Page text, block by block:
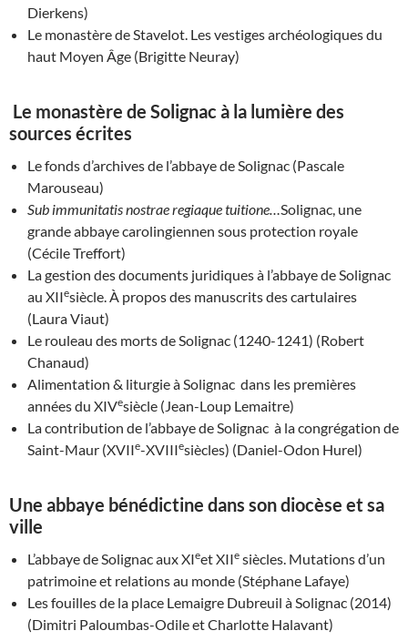
Dierkens)
Le monastère de Stavelot. Les vestiges archéologiques du
haut Moyen Âge (Brigitte Neuray)
Le monastère de Solignac à la lumière des
sources écrites
Le fonds d’archives de l’abbaye de Solignac (Pascale
Marouseau)
Sub immunitatis nostrae regiaque tuitione… Solignac, une
grande abbaye carolingiennen sous protection royale
(Cécile Treffort)
La gestion des documents juridiques à l’abbaye de Solignac
au XIIesiècle. À propos des manuscrits des cartulaires
(Laura Viaut)
Le rouleau des morts de Solignac (1240-1241) (Robert
Chanaud)
Alimentation & liturgie à Solignac dans les premières
années du XIVesiècle (Jean-Loup Lemaitre)
La contribution de l’abbaye de Solignac à la congrégation de
Saint-Maur (XVIIe-XVIIIesiècles) (Daniel-Odon Hurel)
Une abbaye bénédictine dans son diocèse et sa
ville
L’abbaye de Solignac aux XIeet XIIe siècles. Mutations d’un
patrimoine et relations au monde (Stéphane Lafaye)
Les fouilles de la place Lemaigre Dubreuil à Solignac (2014)
(Dimitri Paloumbas-Odile et Charlotte Halavant)